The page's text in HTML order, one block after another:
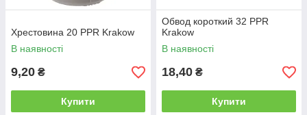
Хрестовина 20 PPR Krakow
В наявності
9,20 ₴
Купити
Обвод короткий 32 PPR
Krakow
В наявності
18,40 ₴
Купити